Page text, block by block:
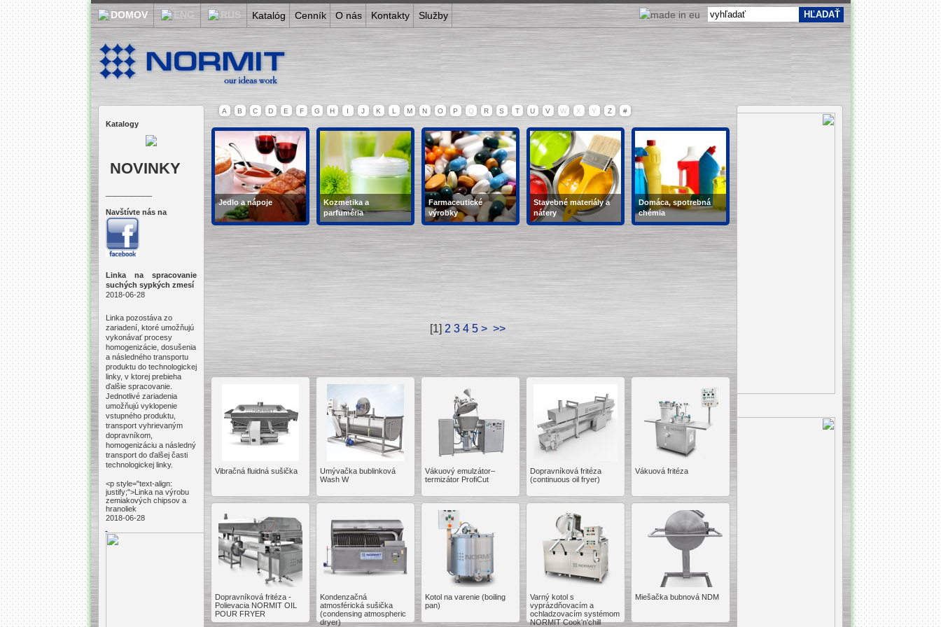
Katalóg Cenník O nás Kontakty Služby
Katalogy
NOVINKY
Navštívte nás na
Linka na spracovanie
suchých sypkých zmesí
2018-06-28
Linka pozostáva zo
zariadení, ktoré umožňujú
vykonávať procesy
homogenizácie, dosušenia
a následného transportu
produktu do technologickej
linky, v ktorej prebieha
ďalšie spracovanie.
Jednotlivé zariadenia
umožňujú vyklopenie
vstupného produktu,
transport vyhrievaným
dopravníkom,
homogenizáciu a následný
transport do ďalšej časti
technologickej linky.
<p style="text-align:
justify;">Linka na výrobu
zemiakových chipsov a
hranoliek
2018-06-28
A B C D E F G H I J K L M N O P Q R S T U V W X Y Z #
Jedlo a nápoje
Víno, príprava jedla,
cukrovinky,...
Kozmetika a
parfuméria
vody, kozmetika, farby
na vlasy, mydlá, zubné
pasty, krémy, šampóny,
Farmaceutické
výrobky
kvapky, masti, tinktúry,
extrakty, emulzie,...
Stavebné materiály a
nátery
zmesi, laky, farby,
nátery, lepidlá,...
Domáca, spotrebná
chémia
prášky, gély, bielidlá,
prostriedky na umývanie
riadu,...
[1] 2 3 4 5 > >>
Vibračná fluidná sušička
Umývačka bublinková
Wash W
Vákuový emulzátor–
termizátor ProfiCut
Dopravníková fritéza
(continuous oil fryer)
Vákuová fritéza
Dopravníková fritéza -
Polievacia NORMIT OIL
POUR FRYER
Kondenzačná
atmosférická sušička
(condensing atmospheric
dryer)
Kotol na varenie (boiling
pan)
Varný kotol s
vyprázdňovacím a
ochladzovacím systémom
NORMIT Cook'n'chill
Miešačka bubnová NDM